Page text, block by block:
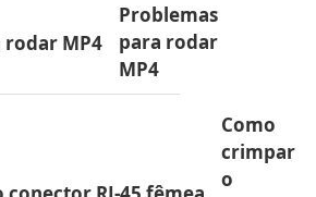
Problemas
para rodar
MP4
Como
crimpar
o